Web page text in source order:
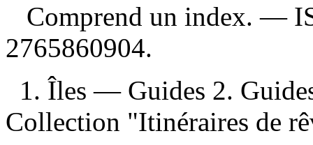
Comprend un index. —
2765860904.
1. Îles — Guides 2.
Collection "Itinéraires de